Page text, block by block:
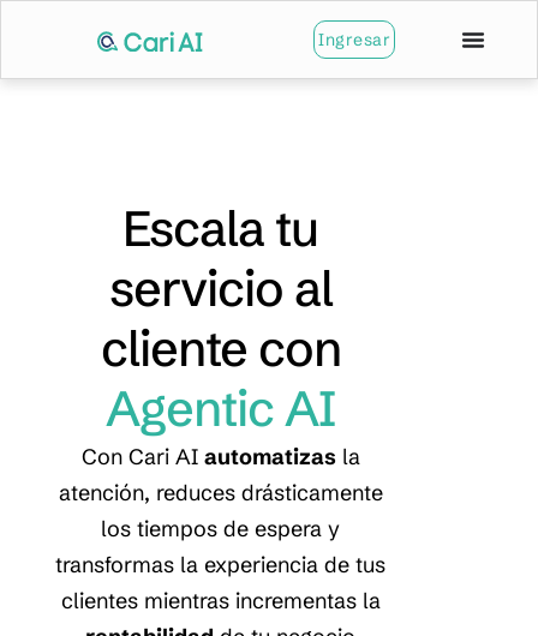
Ingresar
Escala tu
servicio al
cliente con
Agentic AI
Con Cari AI automatizasla
atención, reduces drásticamente
los tiempos de espera y
transformas la experiencia de tus
clientes mientras incrementas la